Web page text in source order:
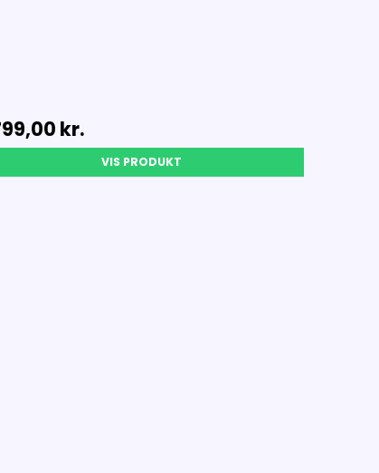
kr.
VIS PRODUKT